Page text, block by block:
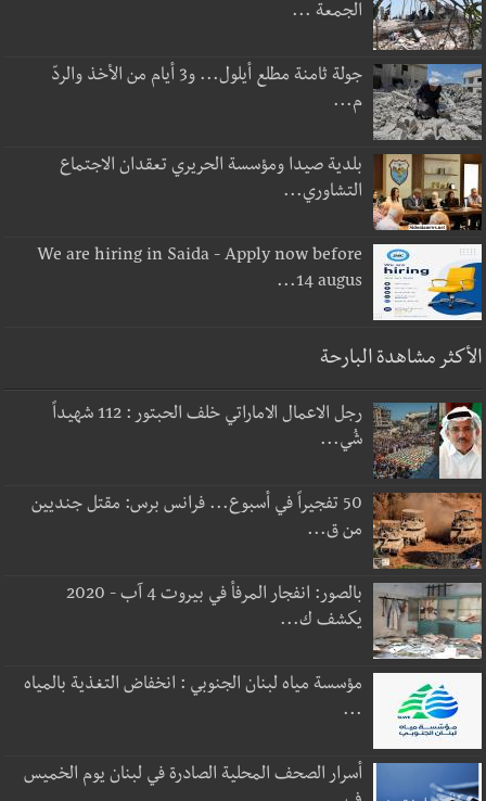
الجمعة ...
جولة ثامنة مطلع أيلول... و3 أيام من الأخذ والردّ
م...
بلدية صيدا ومؤسسة الحريري تعقدان الاجتماع
التشاوري...
We are hiring in Saida - Apply now before
14 augus...
الأكثر مشاهدة البارحة
رجل الاعمال الاماراتي خلف الحبتور : 112 شهيداً
شُي...
50 تفجيراً في أسبوع... فرانس برس: مقتل جنديين
من ق...
بالصور: انفجار المرفأ في بيروت 4 آب - 2020
يكشف ك...
مؤسسة مياه لبنان الجنوبي : انخفاض التغذية بالمياه
...
أسرار الصحف المحلية الصادرة في لبنان يوم الخميس